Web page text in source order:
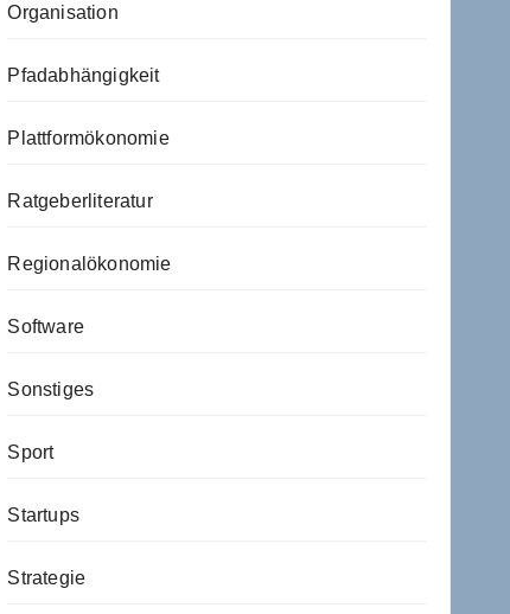
Organisation
Pfadabhängigkeit
Plattformökonomie
Ratgeberliteratur
Regionalökonomie
Software
Sonstiges
Sport
Startups
Strategie